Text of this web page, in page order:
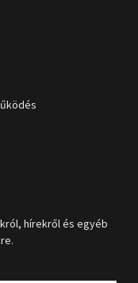
hírekről és egyéb